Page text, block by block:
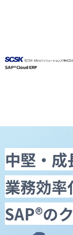
SCSK
中堅・成
業務効率
SAP®の